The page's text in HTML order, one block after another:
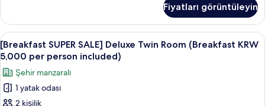
included)
için
tüm
fotoğrafları
görün
Double
Room
(Breakfast
KRW
5,000
per
person
included)
Fiyatları görüntüleyin
[Breakfast
SUPER
SALE]
Deluxe
Twin
Kaliteli yatak takımı, kuştüyü yorgan,
8
[Breakfast SUPER SALE] Deluxe Twin Room (Breakfast KRW
5,000 per person included)
Şehir manzaralı
1 yatak odası
2 kişilik